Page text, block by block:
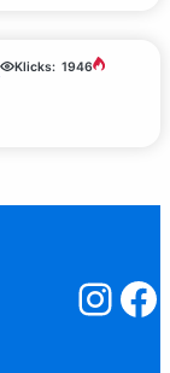
Klicks: 1946